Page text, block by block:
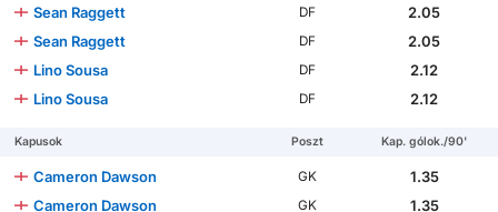
Sean Raggett
DF
2.05
Sean Raggett
DF
2.05
Lino Sousa
DF
2.12
Lino Sousa
DF 2.12
Kapusok Poszt Kap. gólok./90'
Cameron Dawson GK
1.35
Cameron Dawson
GK
1.35